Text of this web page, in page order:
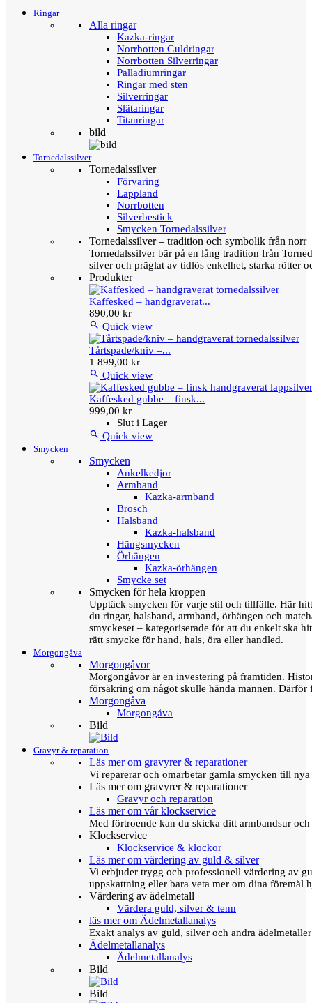
Ringar
Alla ringar
Kazka-ringar
Norrbotten Guldringar
Norrbotten Silverringar
Palladiumringar
Ringar med sten
Silverringar
Slätaringar
Titanringar
bild
Tornedalssilver
Tornedalssilver
Förvaring
Lappland
Norrbotten
Silverbestick
Smycken Tornedalssilver
Tornedalssilver – tradition och symbolik från norr
Tornedalssilver bär på en lång tradition från
silver och präglat av tidlös enkelhet, starka rötter
Produkter
Kaffesked – handgraverat...
890,00 kr
 Quick view
Tårtspade/kniv –...
1 899,00 kr
 Quick view
Kaffesked gubbe – finsk...
999,00 kr
Slut i Lager
 Quick view
Smycken
Smycken
Ankelkedjor
Armband
Kazka-armband
Brosch
Halsband
Kazka-halsband
Hängsmycken
Örhängen
Kazka-örhängen
Smycke set
Smycken för hela kroppen
Upptäck smycken för varje stil och tillfälle. Här
du ringar, halsband, armband, örhängen och
smyckeset – kategoriserade för att du enkelt ska
rätt smycke för hand, hals, öra eller handled.
Morgongåva
Morgongåvor
Morgongåvor är en investering på framtiden.
försäkring om något skulle hända mannen.
Morgongåva
Morgongåva
Bild
Gravyr & reparation
Läs mer om gravyrer & reparationer
Vi reparerar och omarbetar gamla smycken till
Läs mer om gravyrer & reparationer
Gravyr och reparation
Läs mer om vår klockservice
Med förtroende kan du skicka ditt armbandsur
Klockservice
Klockservice & klockor
Läs mer om värdering av guld & silver
Vi erbjuder trygg och professionell värdering av
uppskattning eller bara veta mer om dina föremål
Värdering av ädelmetall
Värdera guld, silver & tenn
läs mer om Ädelmetallanalys
Exakt analys av guld, silver och andra
Ädelmetallanalys
Ädelmetallanalys
Bild
Bild